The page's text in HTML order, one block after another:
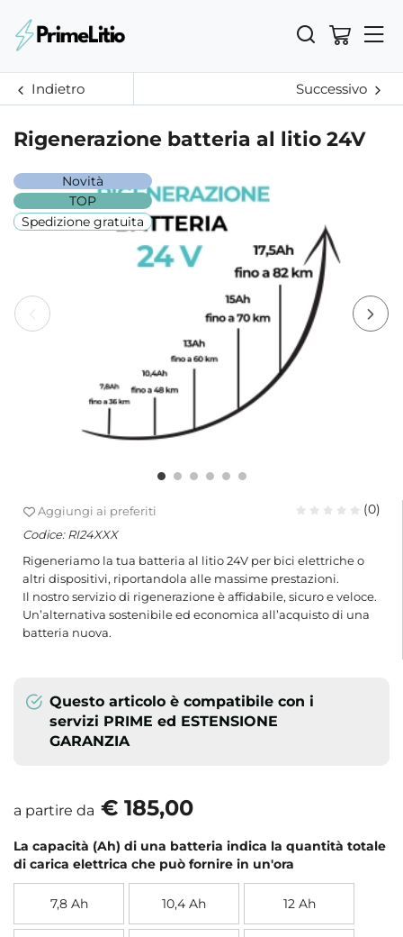
Indietro Successivo
Rigenerazione batteria al litio 24V
Novità
TOP
Spedizione gratuita
Aggiungi ai preferiti (0)
Codice:RI24XXX
Rigeneriamo la tua batteria al litio 24V per bici elettriche o
altri dispositivi, riportandola alle massime prestazioni.
Il nostro servizio di rigenerazione è affidabile, sicuro e veloce.
Un’alternativa sostenibile ed economica all’acquisto di una
batteria nuova.
Questo articolo è compatibile con i
servizi PRIME ed ESTENSIONE
GARANZIA
a partire da € 185,00
La capacità (Ah) di una batteria indica la quantità totale
di carica elettrica che può fornire in un'ora
7,8 Ah 10,4 Ah 12 Ah